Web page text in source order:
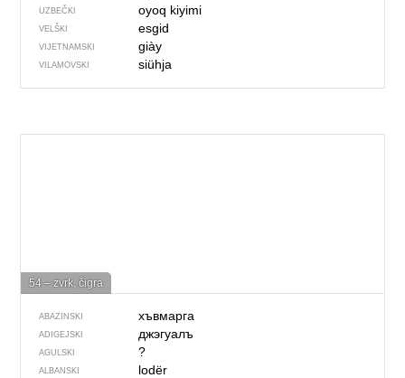
UZBEČKI oyoq kiyimi
VELŠKI esgid
VIJETNAMSKI giày
VILAMOVSKI siühja
54 – zvrk, čigra
ABAZINSKI хъвмарга
ADIGEJSKI джэгуалъ
AGULSKI ?
ALBANSKI lodër